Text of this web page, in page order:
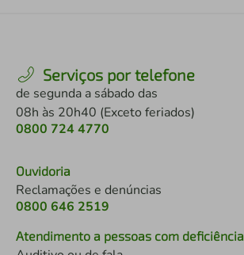
Serviços por telefone
de segunda a sábado das
08h às 20h40 (Exceto feriados)
0800 724 4770
Ouvidoria
Reclamações e denúncias
0800 646 2519
Atendimento a pessoas com deficiência